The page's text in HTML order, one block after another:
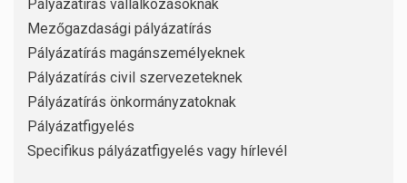
Pályázatírás vállalkozásoknak
Mezőgazdasági pályázatírás
Pályázatírás magánszemélyeknek
Pályázatírás civil szervezeteknek
Pályázatírás önkormányzatoknak
Pályázatfigyelés
Specifikus pályázatfigyelés vagy hírlevél